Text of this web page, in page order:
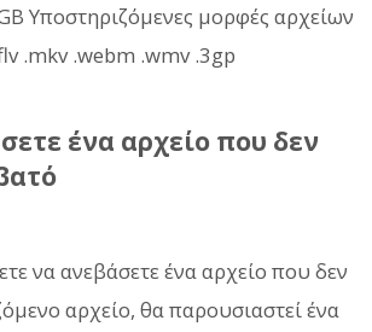
Υποστηριζόμενες μορφές αρχείων
.mkv .webm .wmv .3gp
ένα αρχείο που δεν
να ανεβάσετε ένα αρχείο που δεν
αρχείο, θα παρουσιαστεί ένα